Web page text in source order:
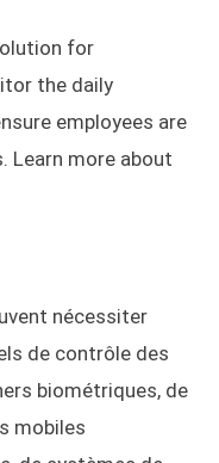
for
the daily
employees are
Learn more about
nécessiter
de contrôle des
biométriques, de
mobiles